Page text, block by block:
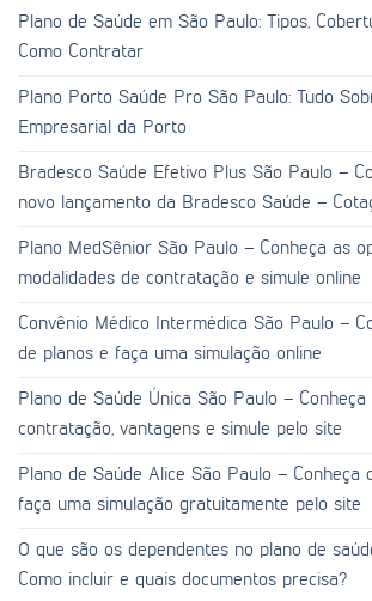
Plano de Saúde em São Paulo: Tipos,
Como Contratar
Plano Porto Saúde Pro São Paulo: Tudo
Empresarial da Porto
Bradesco Saúde Efetivo Plus São Paulo –
novo lançamento da Bradesco Saúde –
Plano MedSênior São Paulo – Conheça as
modalidades de contratação e simule online
Convênio Médico Intermédica São Paulo –
de planos e faça uma simulação online
Plano de Saúde Única São Paulo –
contratação, vantagens e simule pelo site
Plano de Saúde Alice São Paulo – Conheça
faça uma simulação gratuitamente pelo site
O que são os dependentes no plano de
Como incluir e quais documentos precisa?